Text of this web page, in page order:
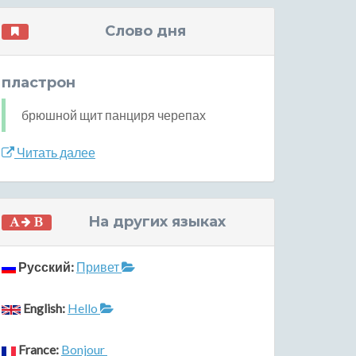
Слово дня
пластрон
брюшной щит панциря черепах
Читать далее
На других языках
Русский: Привет
English: Hello
France: Bonjour